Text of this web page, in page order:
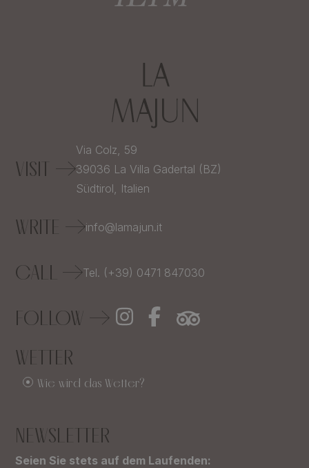
VISIT
Via Colz, 59
39036 La Villa Gadertal (BZ)
Südtirol, Italien
WRITE info@lamajun.it
CALL Tel. (+39) 0471 847030
FOLLOW
WETTER
Wie wird das Wetter?
NEWSLETTER
Seien Sie stets auf dem Laufenden: